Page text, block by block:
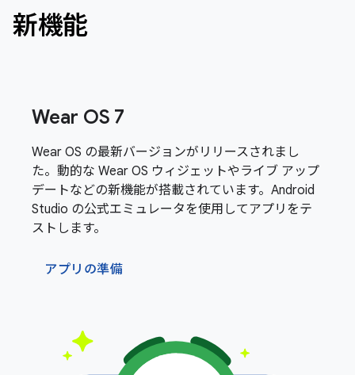
新機能
Wear OS 7
Wear OS の最新バージョンがリリースされまし
た。動的な Wear OS ウィジェットやライブ アップ
デートなどの新機能が搭載されています。Android
Studio の公式エミュレータを使用してアプリをテ
ストします。
アプリの準備